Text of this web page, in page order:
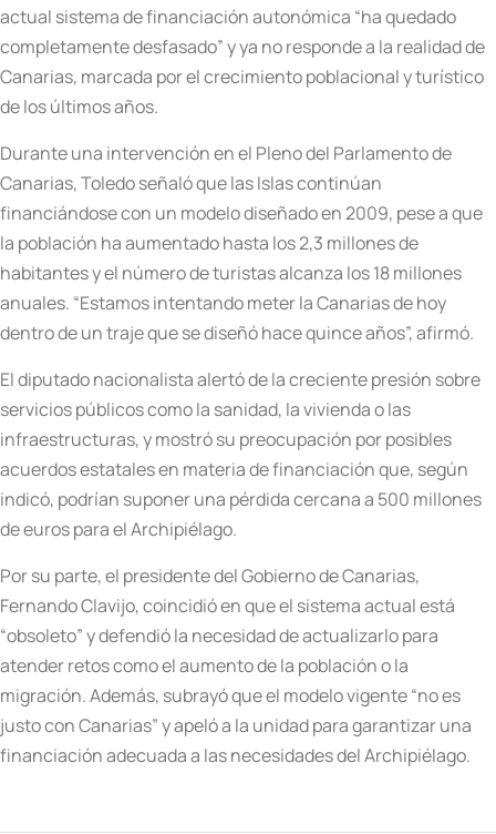
actual sistema de financiación autonómica “ha quedado
completamente desfasado” y ya no responde a la realidad de
Canarias, marcada por el crecimiento poblacional y turístico
de los últimos años.
Durante una intervención en el Pleno del Parlamento de
Canarias, Toledo señaló que las Islas continúan
financiándose con un modelo diseñado en 2009, pese a que
la población ha aumentado hasta los 2,3 millones de
habitantes y el número de turistas alcanza los 18 millones
anuales. “Estamos intentando meter la Canarias de hoy
dentro de un traje que se diseñó hace quince años”, afirmó.
El diputado nacionalista alertó de la creciente presión sobre
servicios públicos como la sanidad, la vivienda o las
infraestructuras, y mostró su preocupación por posibles
acuerdos estatales en materia de financiación que, según
indicó, podrían suponer una pérdida cercana a 500 millones
de euros para el Archipiélago.
Por su parte, el presidente del Gobierno de Canarias,
Fernando Clavijo, coincidió en que el sistema actual está
“obsoleto” y defendió la necesidad de actualizarlo para
atender retos como el aumento de la población o la
migración. Además, subrayó que el modelo vigente “no es
justo con Canarias” y apeló a la unidad para garantizar una
financiación adecuada a las necesidades del Archipiélago.